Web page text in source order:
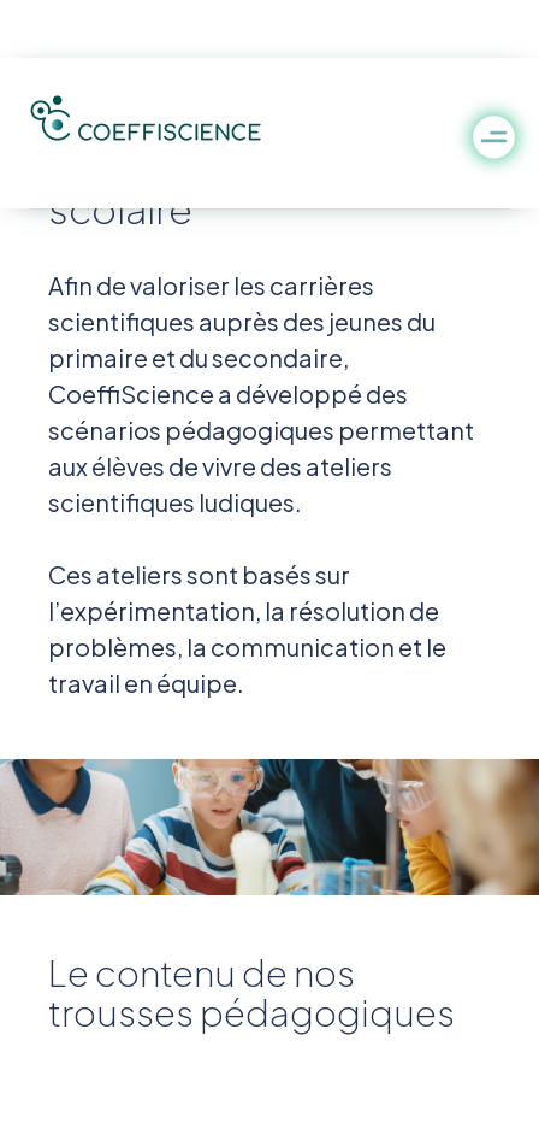
Promouvoir l’industrie
dans le domaine
scolaire
Afin de valoriser les carrières
scientifiques auprès des jeunes du
primaire et du secondaire,
CoeffiScience a développé des
scénarios pédagogiques permettant
aux élèves de vivre des ateliers
scientifiques ludiques.
Ces ateliers sont basés sur
l’expérimentation, la résolution de
problèmes, la communication et le
travail en équipe.
Le contenu de nos
trousses pédagogiques